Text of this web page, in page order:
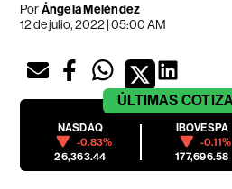
PorÁngela Meléndez
12 de julio, 2022 | 05:00 AM
ÚLTIMAS
NASDAQ
-0.83%
26,363.44
IBOVESPA
-0.11%
177,696.58